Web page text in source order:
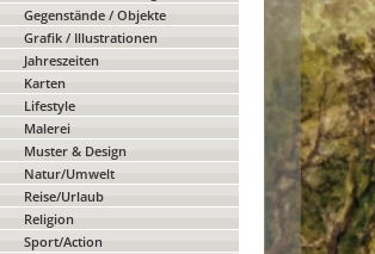
Gegenstände / Objekte
Grafik / Illustrationen
Jahreszeiten
Karten
Lifestyle
Malerei
Muster & Design
Natur/Umwelt
Reise/Urlaub
Religion
Sport/Action